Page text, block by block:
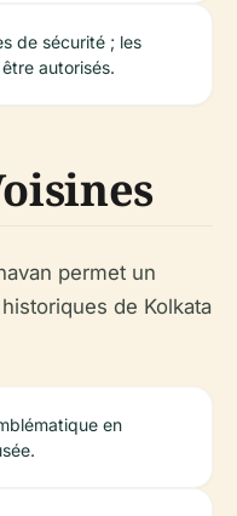
de sécurité ; les
autorisés.
permet un
de Kolkata
en